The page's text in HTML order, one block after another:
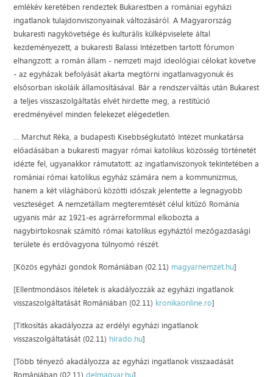
emlékév keretében rendeztek Bukarestben a romániai egyházi
ingatlanok tulajdonviszonyainak változásáról. A Magyarország
bukaresti nagykövetsége és kulturális külképviselete által
kezdeményezett, a bukaresti Balassi Intézetben tartott fórumon
elhangzott: a román állam - nemzeti majd ideológiai célokat követve
- az egyházak befolyását akarta megtörni ingatlanvagyonuk és
elsősorban iskoláik államosításával. Bár a rendszerváltás után Bukarest
a teljes visszaszolgáltatás elvét hirdette meg, a restitúció
eredményével minden felekezet elégedetlen.
... Marchut Réka, a budapesti Kisebbségkutató Intézet munkatársa
előadásában a bukaresti magyar római katolikus közösség történetét
idézte fel, ugyanakkor rámutatott: az ingatlanviszonyok tekintetében a
romániai római katolikus egyház számára nem a kommunizmus,
hanem a két világháború közötti időszak jelentette a legnagyobb
veszteséget. A nemzetállam megteremtését célul kitűző Románia
ugyanis már az 1921-es agrárreformmal elkobozta a
nagybirtokosnak számító római katolikus egyháztól mezőgazdasági
területe és erdővagyona túlnyomó részét.
[Közös egyházi gondok Romániában (02.11) magyarnemzet.hu]
[Ellentmondásos ítéletek is akadályozzák az egyházi ingatlanok
visszaszolgáltatását Romániában (02.11) kronikaonline.ro]
[Titkosítás akadályozza az erdélyi egyházi ingatlanok
visszaszolgáltatását (02.11) hirado.hu]
[Több tényező akadályozza az egyházi ingatlanok visszaadását
Romániában (02.11)delmagyar.hu]